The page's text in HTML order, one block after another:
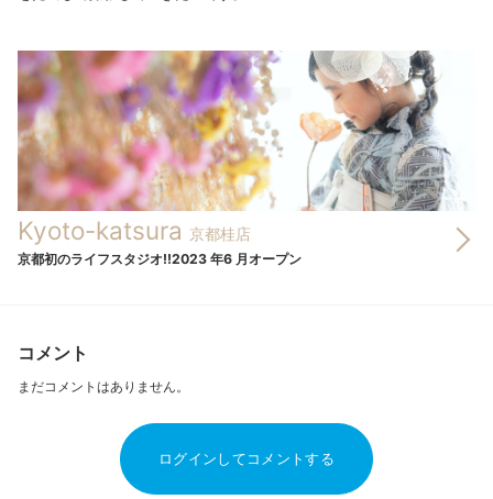
Kyoto-katsura 京都桂店
京都初のライフスタジオ!!2023 年6 月オープン
コメント
まだコメントはありません。
ログインしてコメントする